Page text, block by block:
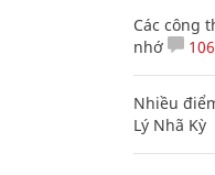
Các công
nhớ
106
Nhiều
Lý Nhã Kỳ